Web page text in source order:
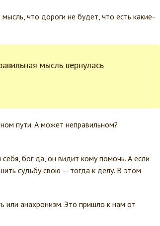
что дороги не будет, что есть какие-
мысль вернулась
пути. А может неправильном?
бог да, он видит кому помочь. А если
судьбу свою — тогда к делу. В этом
или анахронизм. Это пришло к нам от